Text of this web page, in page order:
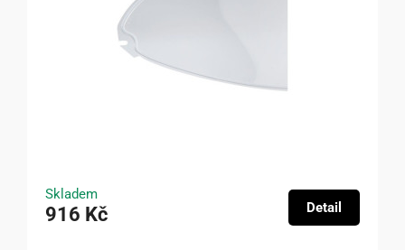
Skladem
916 Kč Detail